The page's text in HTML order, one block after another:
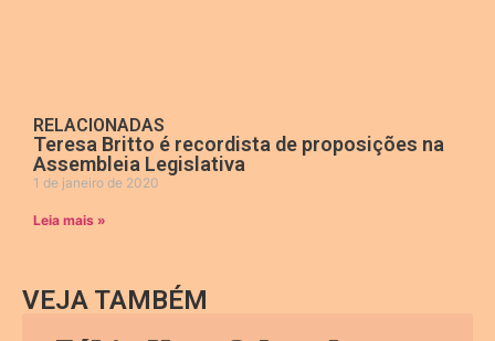
RELACIONADAS
Teresa Britto é recordista de proposições na
Assembleia Legislativa
1 de janeiro de 2020
Leia mais »
VEJA TAMBÉM